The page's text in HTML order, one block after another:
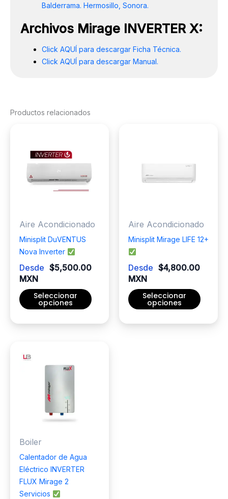
Balderrama. Hermosillo, Sonora.
Archivos Mirage INVERTER X:
Click AQUÍ para descargar Ficha Técnica.
Click AQUÍ para descargar Manual.
Productos relacionados
Aire Acondicionado
Minisplit DuVENTUS
Nova Inverter
Desde $5,500.00
MXN
Seleccionar
opciones
múltiples
variantes.
opciones
pueden
en
la
página
de
producto
Aire Acondicionado
Minisplit Mirage LIFE 12+
Desde $4,800.00
MXN
Seleccionar
opciones
Boiler
Calentador de Agua
Eléctrico INVERTER
FLUX Mirage 2
Servicios